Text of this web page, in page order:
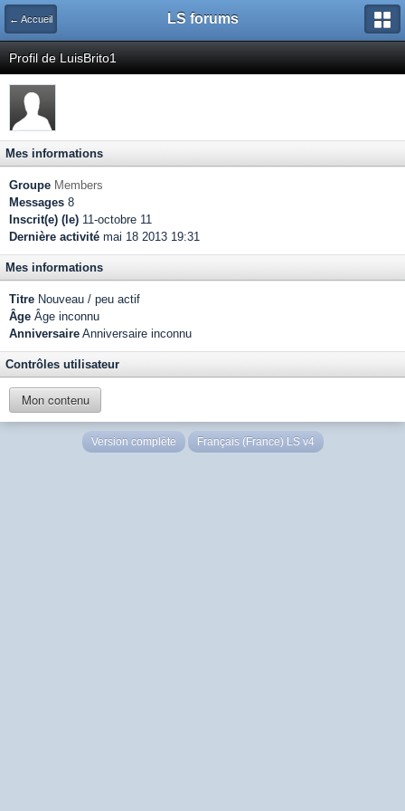
← Accueil LS forums
Profil de LuisBrito1
Mes informations
Groupe Members
Messages 8
Inscrit(e) (le) 11-octobre 11
Dernière activité mai 18 2013 19:31
Mes informations
Titre Nouveau / peu actif
Âge Âge inconnu
Anniversaire Anniversaire inconnu
Contrôles utilisateur
Mon contenu
Version complète Français (France) LS v4